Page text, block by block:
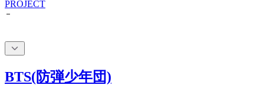
BTS(防弾少年団)